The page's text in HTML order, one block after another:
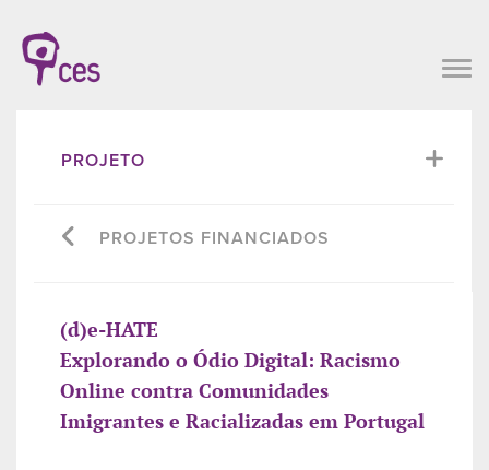
PROJETO
PROJETOS FINANCIADOS
(d)e-HATE
Explorando o Ódio Digital: Racismo
Online contra Comunidades
Imigrantes e Racializadas em Portugal